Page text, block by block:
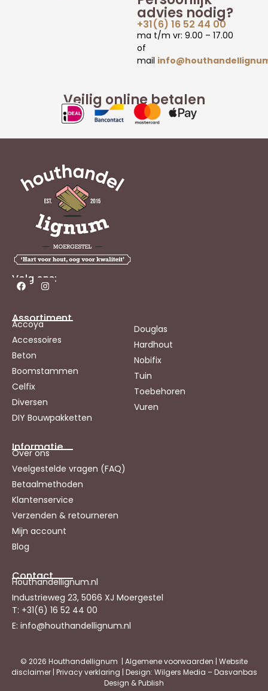
Veilig online betalen
advies nodig?
+31(6) 16 52 44 00
ma t/m vr: 9.00 – 17.00
of
mail
Volg ons:
Assortiment
Accoya
Accessoires
Beton
Boomstammen
Celfix
Diversen
DIY Bouwpakketten
Douglas
Hardhout
Nobifix
Tuin
Toebehoren
Vuren
Informatie
Over ons
Veelgestelde vragen (FAQ)
Betaalmethoden
Klantenservice
Verzenden & retourneren
Mijn account
Blog
Contact
Houthandellignum.nl
Industrieweg 23, 5066 XJ Moergestel
T: +31(6) 16 52 44 00
E: info@houthandellignum.nl
© 2026 Houthandellignum | Algemene voorwaarden | Website
disclaimer| Privacy verklaring | Design: Wilgers Media – Dasvanbas
Design & Publish